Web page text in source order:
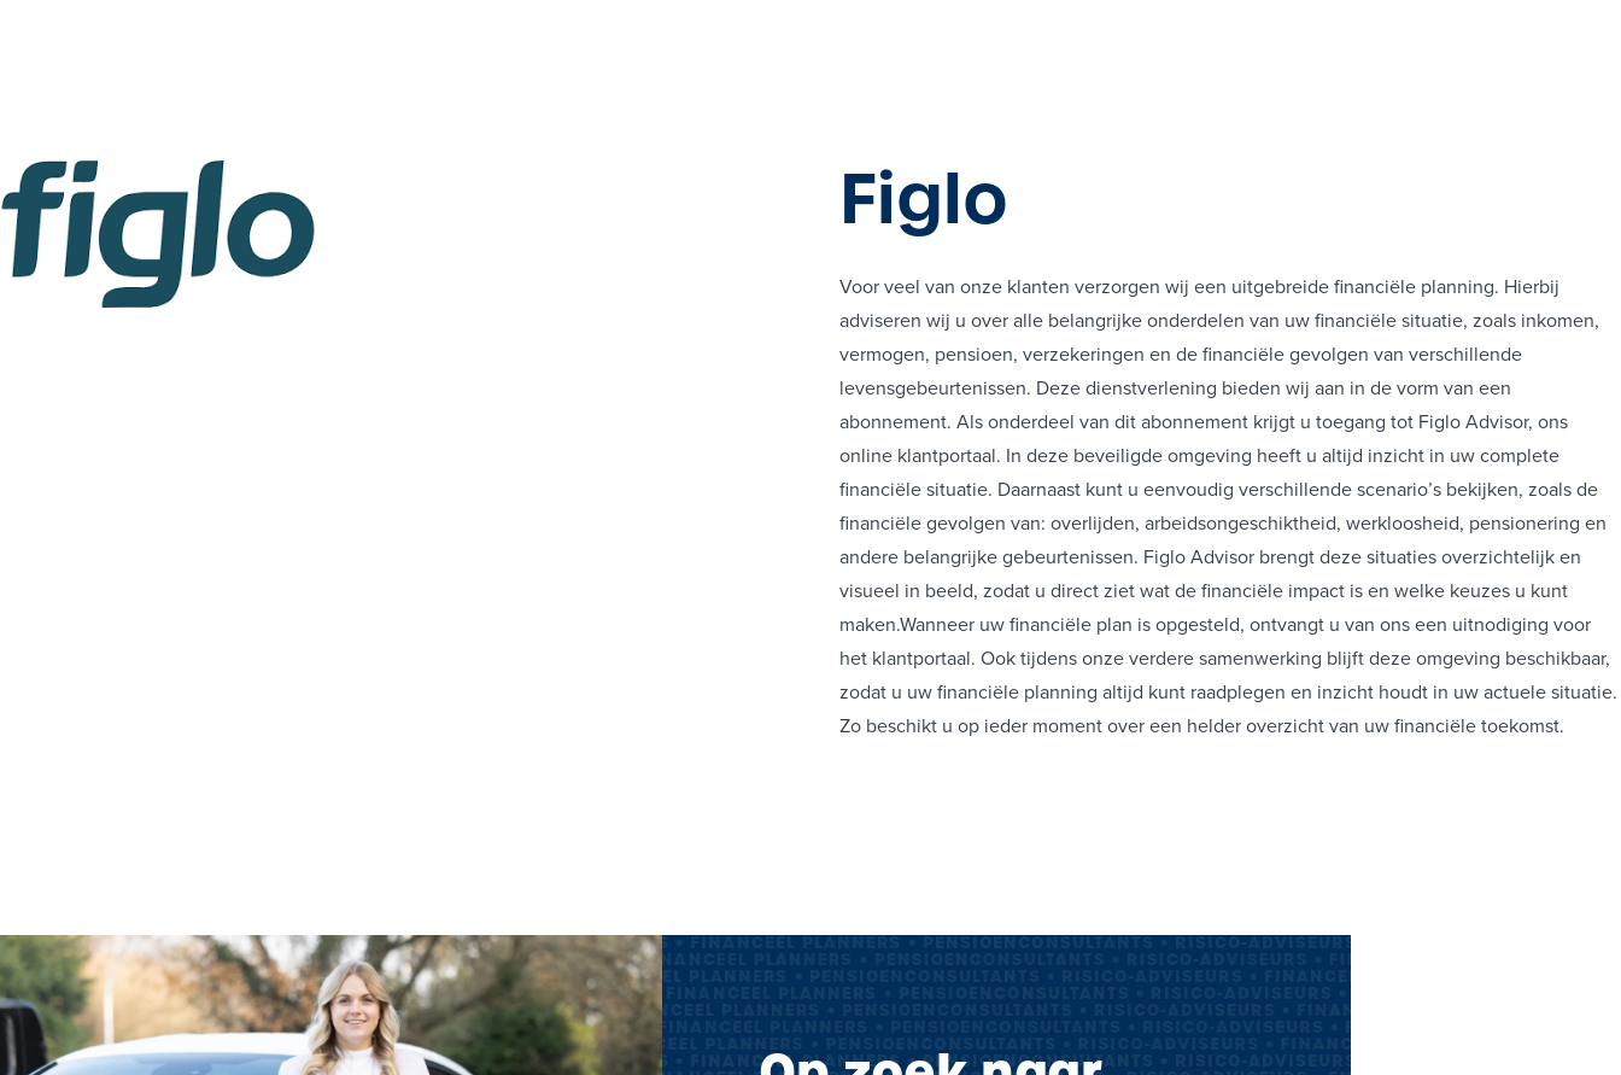
Figlo
Voor veel van onze klanten verzorgen wij een uitgebreide financiële planning. Hierbij
adviseren wij u over alle belangrijke onderdelen van uw financiële situatie, zoals inkomen,
vermogen, pensioen, verzekeringen en de financiële gevolgen van verschillende
levensgebeurtenissen. Deze dienstverlening bieden wij aan in de vorm van een
abonnement. Als onderdeel van dit abonnement krijgt u toegang tot Figlo Advisor, ons
online klantportaal. In deze beveiligde omgeving heeft u altijd inzicht in uw complete
financiële situatie. Daarnaast kunt u eenvoudig verschillende scenario’s bekijken, zoals de
financiële gevolgen van: overlijden, arbeidsongeschiktheid, werkloosheid, pensionering en
andere belangrijke gebeurtenissen. Figlo Advisor brengt deze situaties overzichtelijk en
visueel in beeld, zodat u direct ziet wat de financiële impact is en welke keuzes u kunt
maken.Wanneer uw financiële plan is opgesteld, ontvangt u van ons een uitnodiging voor
het klantportaal. Ook tijdens onze verdere samenwerking blijft deze omgeving beschikbaar,
zodat u uw financiële planning altijd kunt raadplegen en inzicht houdt in uw actuele situatie.
Zo beschikt u op ieder moment over een helder overzicht van uw financiële toekomst.
RISICO-ADVISEURS • FINANCEEL PLANNERS • PENSIOENCONSULTANTS • RISICO-ADVISEURS • FINANCEEL PLANNERS
RISICO-ADVISEURS • FINANCEEL PLANNERS • PENSIOENCONSULTANTS • RISICO-ADVISEURS • FINANCEEL PLANNERS •
RISICO-ADVISEURS • FINANCEEL PLANNERS • PENSIOENCONSULTANTS • RISICO-ADVISEURS • FINANCEEL PLANNERS •
RISICO-ADVISEURS • FINANCEEL PLANNERS • PENSIOENCONSULTANTS • RISICO-ADVISEURS • FINANCEEL PLANNERS •
RISICO-ADVISEURS • FINANCEEL PLANNERS • PENSIOENCONSULTANTS • RISICO-ADVISEURS • FINANCEEL PLANNERS •
RISICO-ADVISEURS • FINANCEEL PLANNERS • PENSIOENCONSULTANTS • RISICO-ADVISEURS • FINANCEEL PLANNERS •
RISICO-ADVISEURS • FINANCEEL PLANNERS • PENSIOENCONSULTANTS • RISICO-ADVISEURS • FINANCEEL PLANNERS •
RISICO-ADVISEURS • FINANCEEL PLANNERS • PENSIOENCONSULTANTS • RISICO-ADVISEURS • FINANCEEL